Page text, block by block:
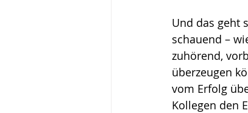
Leadership
Wirken, Wirkung
Und das geht
schauend –
zuhörend,
überzeugen
vom Erfolg
Kollegen den